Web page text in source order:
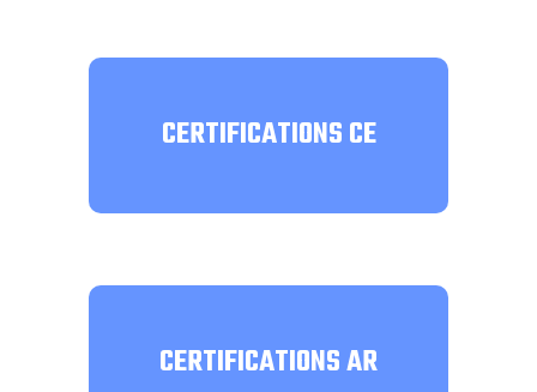
CERTIFICATIONS CE
CERTIFICATIONS AR